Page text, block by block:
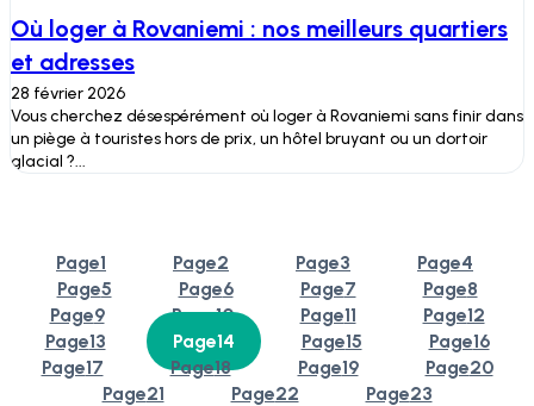
Où loger à Rovaniemi : nos meilleurs quartiers
et adresses
28 février 2026
Vous cherchez désespérément où loger à Rovaniemi sans finir dans
un piège à touristes hors de prix, un hôtel bruyant ou un dortoir
glacial ?...
Page1 Page2 Page3 Page4
Page5 Page6 Page7 Page8
Page9 Page10 Page11 Page12
Page13 Page14 Page15 Page16
Page17 Page18 Page19 Page20
Page21 Page22 Page23